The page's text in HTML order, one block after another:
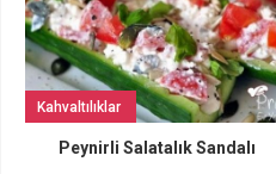
Kahvaltılıklar
Peynirli Salatalık Sandalı